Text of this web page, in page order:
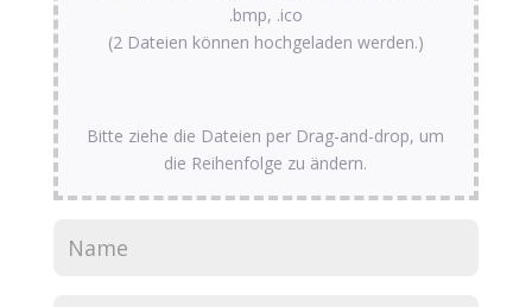
.bmp, .ico
(2 Dateien können hochgeladen werden.)
Bitte ziehe die Dateien per Drag-and-drop, um
die Reihenfolge zu ändern.